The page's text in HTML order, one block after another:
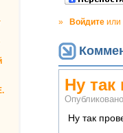
» Войдите или
Ну
Ну так